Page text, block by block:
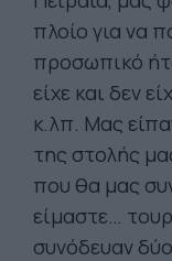
πλοίο για να
προσωπικό
είχε και δεν
κ.λπ. Μας
της στολής
που θα μας
είμαστε…
συνόδευαν